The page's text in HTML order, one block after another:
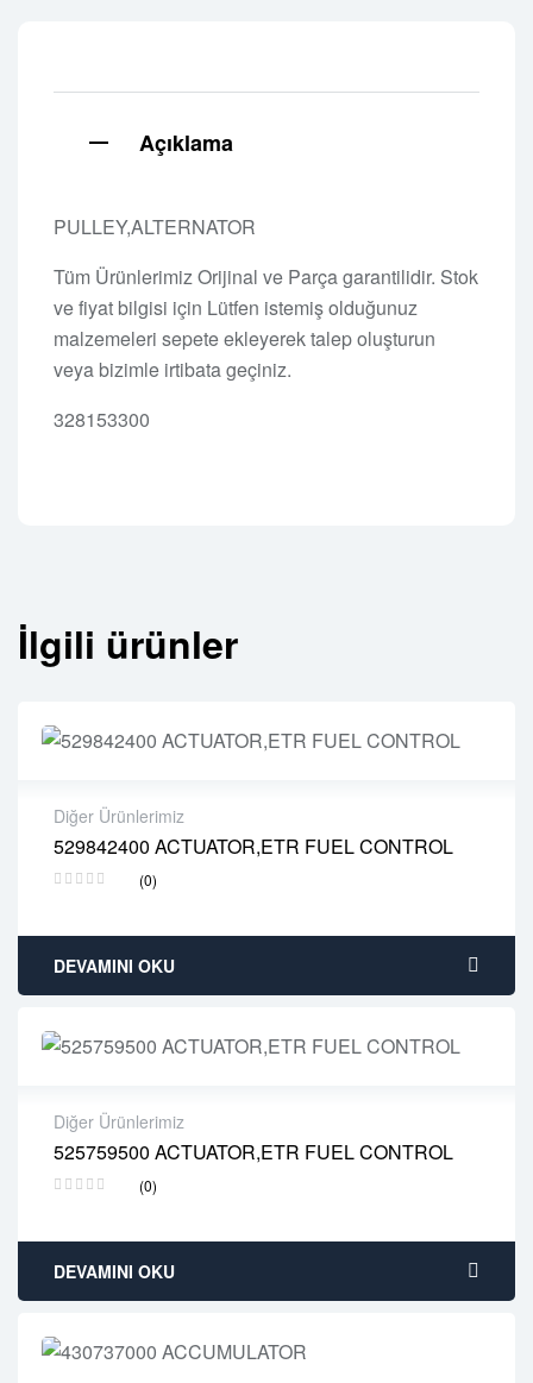
Açıklama
PULLEY,ALTERNATOR
Tüm Ürünlerimiz Orijinal ve Parça garantilidir. Stok
ve fiyat bilgisi için Lütfen istemiş olduğunuz
malzemeleri sepete ekleyerek talep oluşturun
veya bizimle irtibata geçiniz.
328153300
İlgili ürünler
Diğer Ürünlerimiz
529842400 ACTUATOR,ETR FUEL CONTROL
(0)
2 years warranty
Delivery time: 1-2 business days
DEVAMINI OKU
Diğer Ürünlerimiz
525759500 ACTUATOR,ETR FUEL CONTROL
(0)
2 years warranty
Delivery time: 1-2 business days
DEVAMINI OKU